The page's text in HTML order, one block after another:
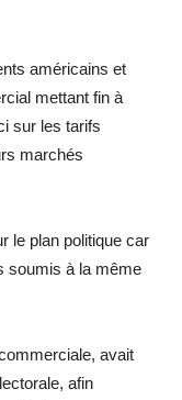
américains et
mettant fin à
sur les tarifs
marchés
le plan politique car
soumis à la même
avait
afin